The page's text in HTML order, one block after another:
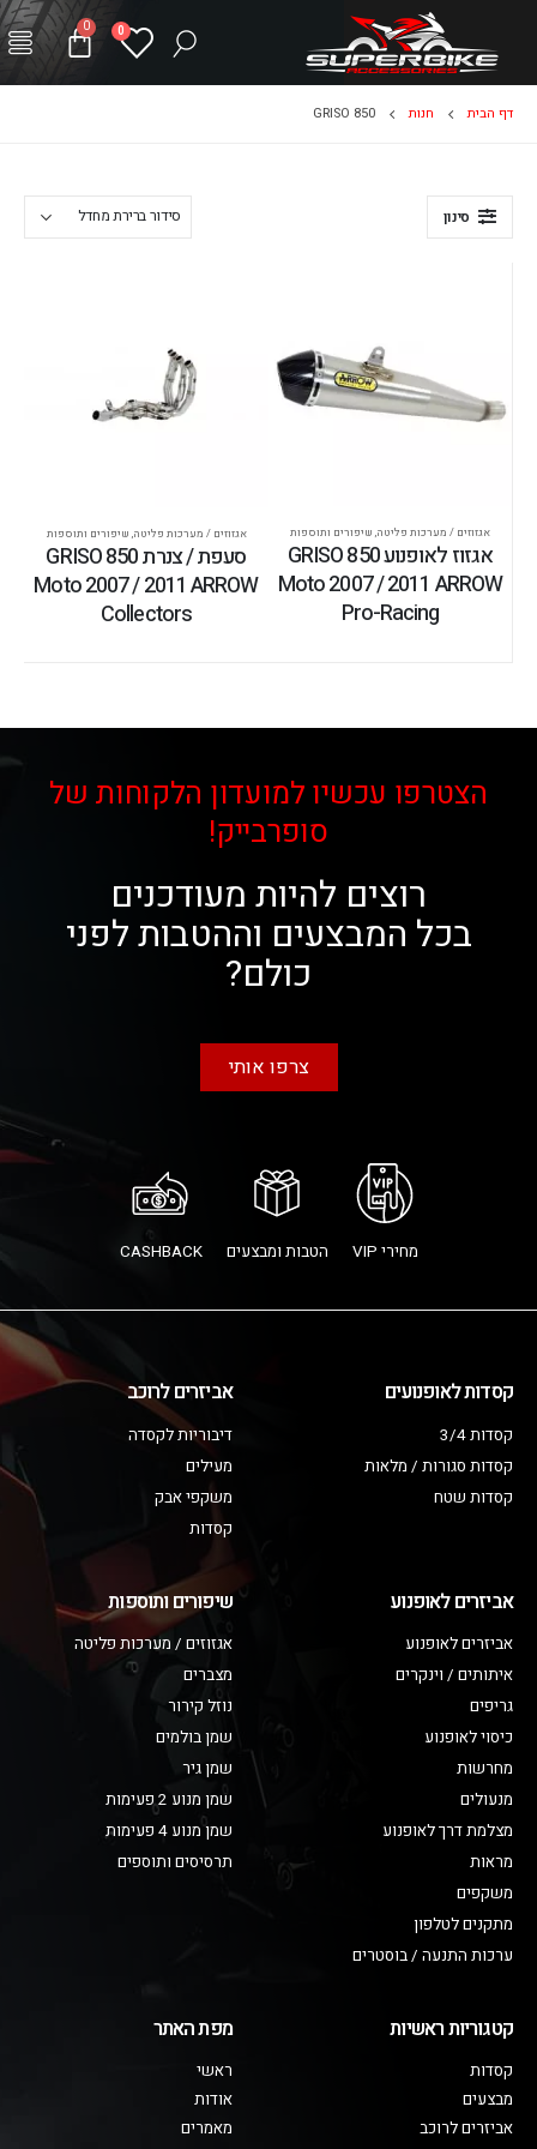
0
0
דף הבית חנות GRISO 850
סינון
אגזוזים / מערכות פליטה, שיפורים ותוספות
אגזוז לאופנוע GRISO 850
Moto 2007 / 2011 ARROW
Pro-Racing
אגזוזים / מערכות פליטה, שיפורים ותוספות
סעפת / צנרת GRISO 850
Moto 2007 / 2011 ARROW
Collectors
הצטרפו עכשיו למועדון הלקוחות של
סופרבייק!
רוצים להיות מעודכנים
בכל המבצעים וההטבות לפני
כולם?
צרפו אותי
מחירי VIP הטבות ומבצעים CASHBACK
קסדות לאופנועים
קסדות 3/4
קסדות סגורות / מלאות
קסדות שטח
אביזרים לרוכב
דיבוריות לקסדה
מעילים
משקפי אבק
קסדות
אביזרים לאופנוע
אביזרים לאופנוע
איתותים / וינקרים
גריפים
כיסוי לאופנוע
מחרשות
מנעולים
מצלמת דרך לאופנוע
מראות
משקפים
מתקנים לטלפון
ערכות התנעה / בוסטרים
שיפורים ותוספות
אגזוזים / מערכות פליטה
מצברים
נוזל קירור
שמן בולמים
שמן גיר
שמן מנוע 2 פעימות
שמן מנוע 4 פעימות
תרסיסים ותוספים
קטגוריות ראשיות
קסדות
מבצעים
אביזרים לרוכב
מפת האתר
ראשי
אודות
מאמרים